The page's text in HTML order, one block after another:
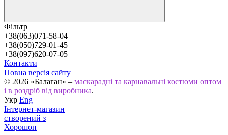
Фільтр
+38(063)071-58-04
+38(050)729-01-45
+38(097)620-07-05
Контакти
Повна версія сайту
© 2026 «Балаган» – маскарадні та карнавальні костюми оптом
і в роздріб від виробника.
Укр Eng
Інтернет-магазин
створений з
Хорошоп